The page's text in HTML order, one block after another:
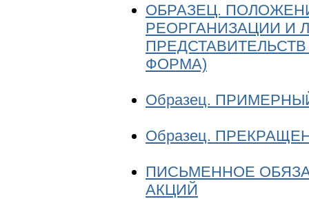
ОБРАЗЕЦ.
РЕОРГАНИЗАЦИИ И
ФОРМА)
Образец.
Образец.
ПИСЬМЕННОЕ
АКЦИЙ